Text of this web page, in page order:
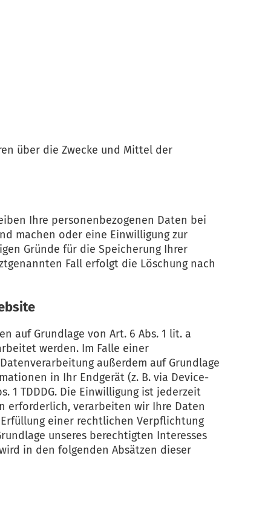
über die Zwecke und Mittel der
Ihre personenbezogenen Daten bei
machen oder eine Einwilligung zur
Gründe für die Speicherung Ihrer
Fall erfolgt die Löschung nach
auf Grundlage von Art. 6 Abs. 1 lit. a
werden. Im Falle einer
außerdem auf Grundlage
in Ihr Endgerät (z. B. via Device-
1 TDDDG. Die Einwilligung ist jederzeit
erforderlich, verarbeiten wir Ihre Daten
Erfüllung einer rechtlichen Verpflichtung
unseres berechtigten Interesses
in den folgenden Absätzen dieser